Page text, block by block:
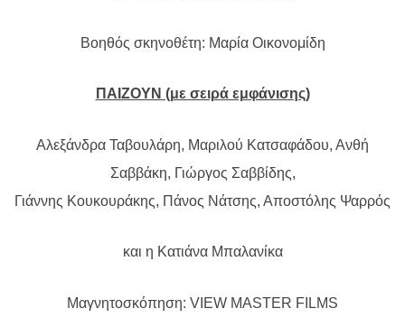
Βοηθός σκηνοθέτη: Μαρία Οικονομίδη
ΠΑΙΖΟΥΝ (με σειρά εμφάνισης)
Αλεξάνδρα Ταβουλάρη, Μαριλού Κατσαφάδου, Ανθή
Σαββάκη, Γιώργος Σαββίδης,
Γιάννης Κουκουράκης, Πάνος Νάτσης, Αποστόλης Ψαρρός
και η Κατιάνα Μπαλανίκα
Μαγνητοσκόπηση: VIEW MASTER FILMS